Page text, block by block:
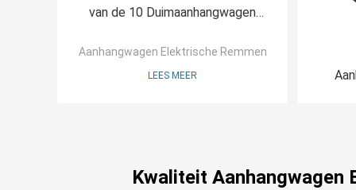
van de 10 Duimaanhangwagen
Parkerenhefboom
Aanhangwagen Elektrische Remmen
LEES MEER
Kwaliteit Aanhangwagen